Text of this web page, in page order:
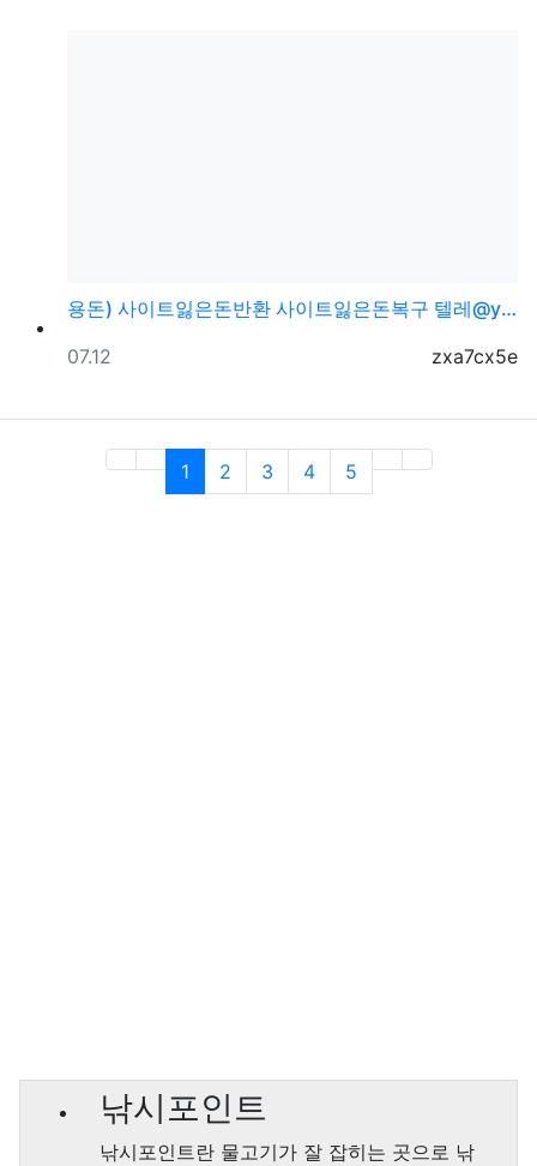
용돈) 사이트잃은돈반환 사이트잃은돈복구 텔레@ybcs2…
등록자
zxa7cx5e
등록일
07.12
1(current)
2 3 4 5
낚시포인트
낚시포인트란 물고기가 잘 잡히는 곳으로 낚